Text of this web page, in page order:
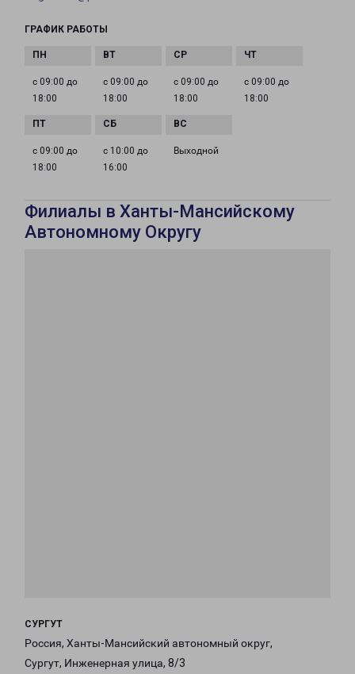
ГРАФИК РАБОТЫ
с 09:00 до
18:00
с 09:00 до
18:00
с 09:00 до
18:00
с 09:00 до
18:00
с 09:00 до
18:00
с 10:00 до
16:00
Выходной
Филиалы в Ханты-Мансийскому
Автономному Округу
СУРГУТ
Россия, Ханты-Мансийский автономный округ,
Сургут, Инженерная улица, 8/3